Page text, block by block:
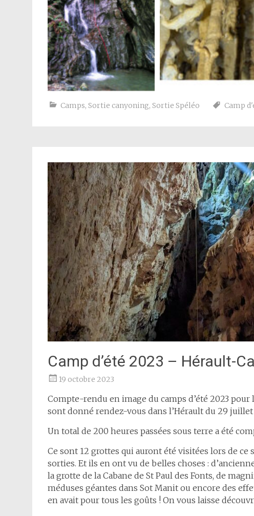
Camps, Sortie canyoning, Sortie Spéléo Camp
Camp d’été 2023 – Hérault-
19 octobre 2023
Compte-rendu en image du camps d’été 2023 pour
sont donné rendez-vous dans l’Hérault du 29 juillet
Un total de 200 heures passées sous terre a été
Ce sont 12 grottes qui auront été visitées lors de ce
sorties. Et ils en ont vu de belles choses :
la grotte de la Cabane de St Paul des Fonts, de
méduses géantes dans Sot Manit ou encore des
en avait pour tous les goûts ! On vous laisse